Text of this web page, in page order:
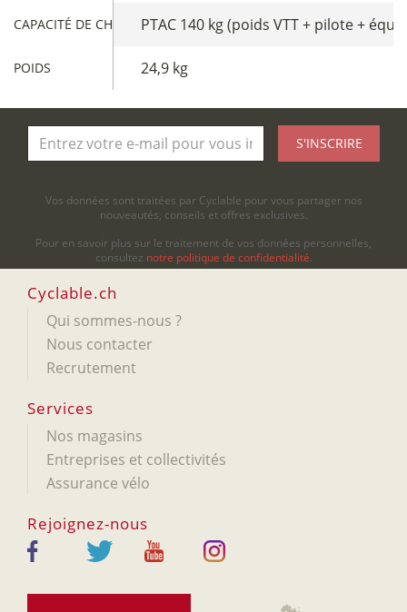
CAPACITÉ DE CHARGEPTAC 140 kg (poids VTT + pilote +
POIDS 24,9 kg
S'INSCRIRE
Vos données sont traitées par Cyclable pour vous partager nos
nouveautés, conseils et offres exclusives.
Pour en savoir plus sur le traitement de vos données personnelles,
consultez notre politique de confidentialité.
Cyclable.ch
Qui sommes-nous ?
Nous contacter
Recrutement
Services
Nos magasins
Entreprises et collectivités
Assurance vélo
Rejoignez-nous